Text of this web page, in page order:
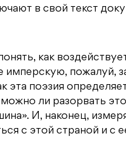
в свой текст
как
пожалуй,
поэзия
ли разорвать
И, наконец,
с этой страной и с